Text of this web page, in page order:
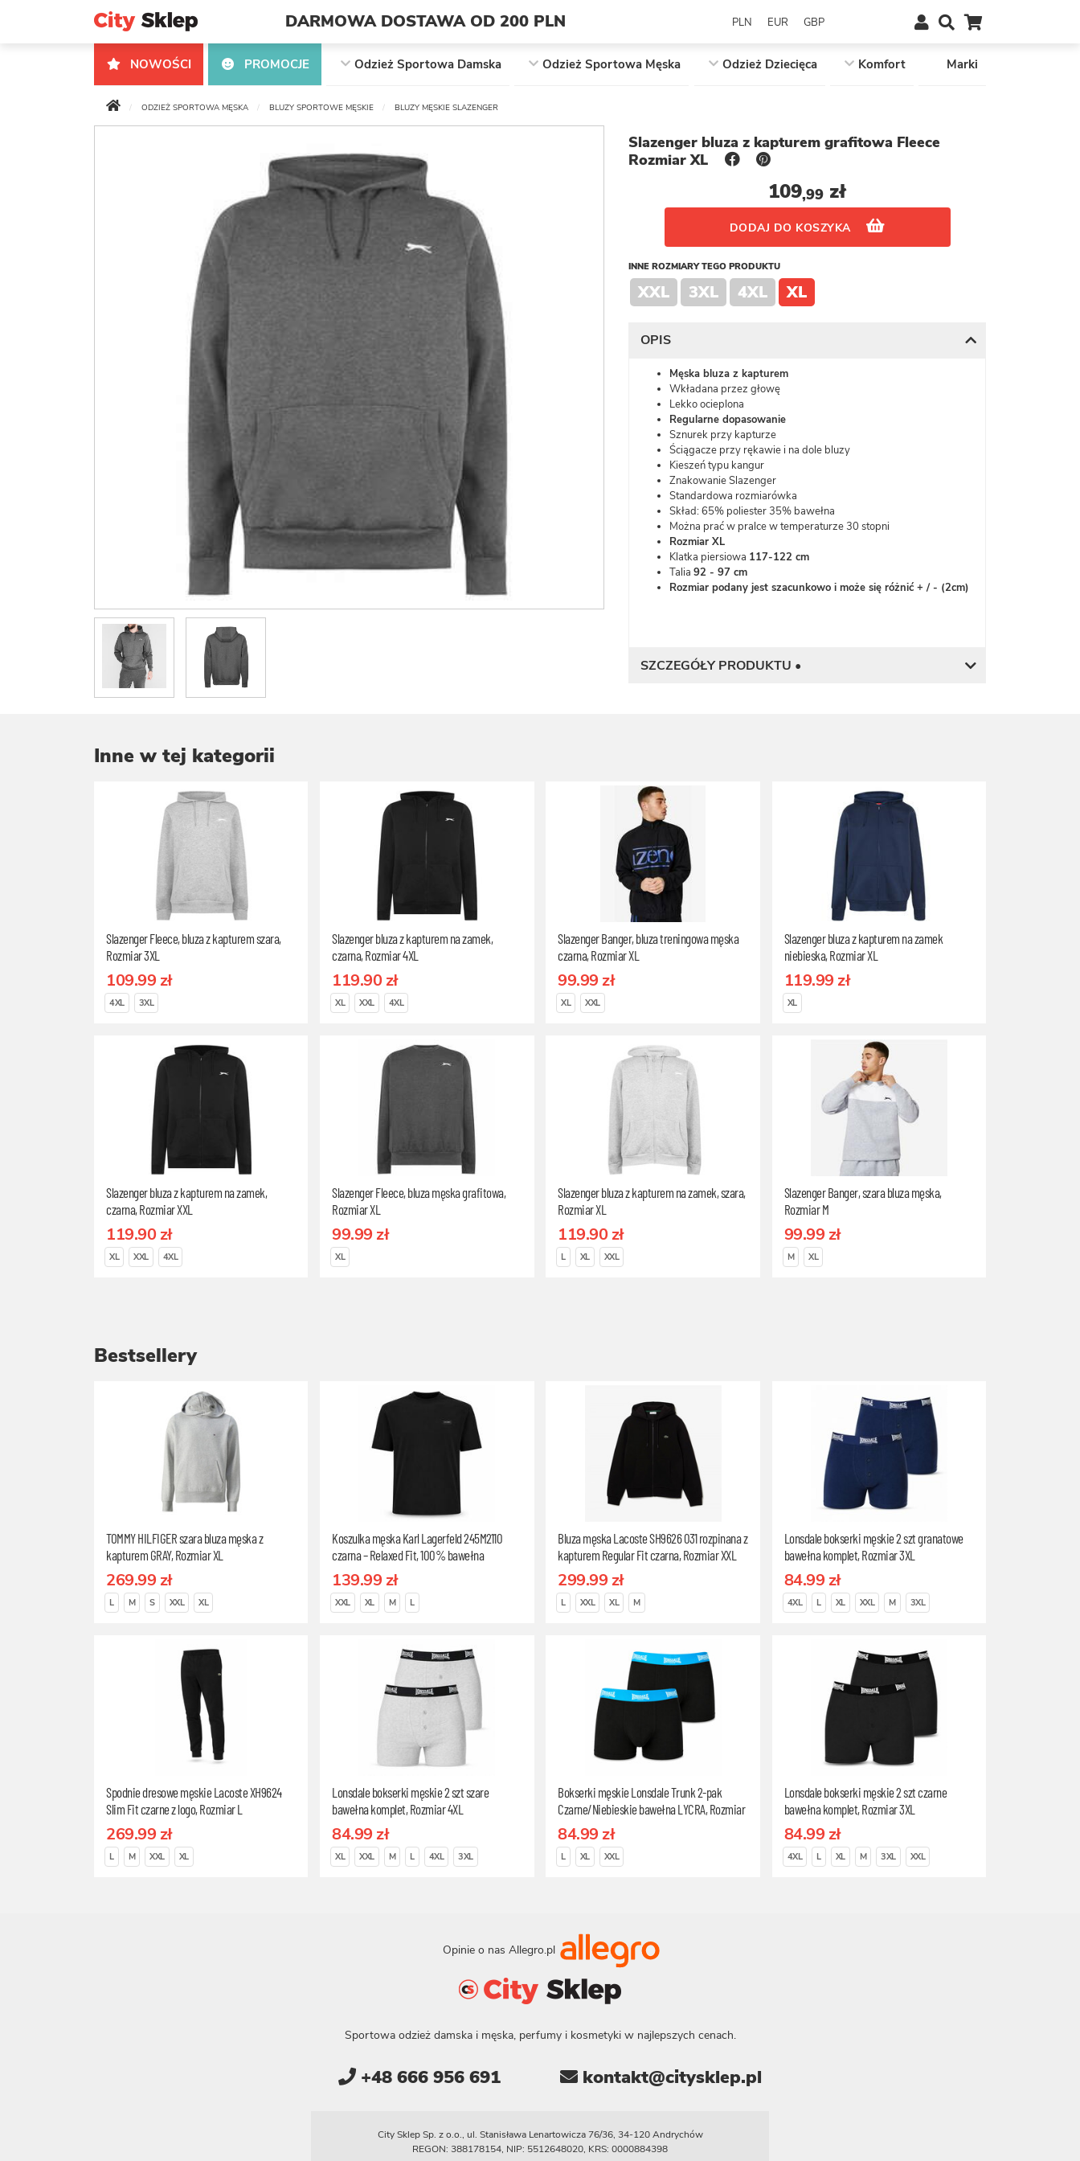
DARMOWA DOSTAWA OD 200 PLN PLN EUR GBP
NOWOŚCI PROMOCJE Odzież Sportowa Damska Odzież Sportowa Męska Odzież Dziecięca Komfort Marki
ODZIEŻ SPORTOWA MĘSKA BLUZY SPORTOWE MĘSKIE BLUZY MĘSKIE SLAZENGER
Slazenger bluza z kapturem grafitowa Fleece
Rozmiar XL
109,99 zł
DODAJ DO KOSZYKA
INNE ROZMIARY TEGO PRODUKTU
XXL 3XL 4XL XL
OPIS
Męska bluza z kapturem
Wkładana przez głowę
Lekko ocieplona
Regularne dopasowanie
Sznurek przy kapturze
Ściągacze przy rękawie i na dole bluzy
Kieszeń typu kangur
Znakowanie Slazenger
Standardowa rozmiarówka
Skład: 65% poliester 35% bawełna
Można prać w pralce w temperaturze 30 stopni
Rozmiar XL
Klatka piersiowa 117-122 cm
Talia 92 - 97 cm
Rozmiar podany jest szacunkowo i może się różnić + / - (2cm)
SZCZEGÓŁY PRODUKTU •
Inne w tej kategorii
Slazenger Fleece, bluza z kapturem szara,
Rozmiar 3XL
109.99 zł
4XL 3XL
Slazenger bluza z kapturem na zamek,
czarna, Rozmiar 4XL
119.90 zł
XL XXL 4XL
Slazenger Banger, bluza treningowa męska
czarna, Rozmiar XL
99.99 zł
XL XXL
Slazenger bluza z kapturem na zamek
niebieska, Rozmiar XL
119.99 zł
XL
Slazenger bluza z kapturem na zamek,
czarna, Rozmiar XXL
119.90 zł
XL XXL 4XL
Slazenger Fleece, bluza męska grafitowa,
Rozmiar XL
99.99 zł
XL
Slazenger bluza z kapturem na zamek, szara,
Rozmiar XL
119.90 zł
L XL XXL
Slazenger Banger, szara bluza męska,
Rozmiar M
99.99 zł
M XL
Bestsellery
TOMMY HILFIGER szara bluza męska z
kapturem GRAY, Rozmiar XL
269.99 zł
L M S XXL XL
Koszulka męska Karl Lagerfeld 245M2110
czarna – Relaxed Fit, 100% bawełna
organiczna, Rozmiar L
139.99 zł
XXL XL M L
Bluza męska Lacoste SH9626 031 rozpinana z
kapturem Regular Fit czarna, Rozmiar XXL
299.99 zł
L XXL XL M
Lonsdale bokserki męskie 2 szt granatowe
bawełna komplet, Rozmiar 3XL
84.99 zł
4XL L XL XXL M 3XL
Spodnie dresowe męskie Lacoste XH9624
Slim Fit czarne z logo, Rozmiar L
269.99 zł
L M XXL XL
Lonsdale bokserki męskie 2 szt szare
bawełna komplet, Rozmiar 4XL
84.99 zł
XL XXL M L 4XL 3XL
Bokserki męskie Lonsdale Trunk 2-pak
Czarne/Niebieskie bawełna LYCRA, Rozmiar
L
84.99 zł
L XL XXL
Lonsdale bokserki męskie 2 szt czarne
bawełna komplet, Rozmiar 3XL
84.99 zł
4XL L XL M 3XL XXL
Opinie o nas Allegro.pl
Sportowa odzież damska i męska, perfumy i kosmetyki w najlepszych cenach.
+48 666 956 691 kontakt@citysklep.pl
City Sklep Sp. z o.o., ul. Stanisława Lenartowicza 76/36, 34-120 Andrychów
REGON: 388178154, NIP: 5512648020, KRS: 0000884398